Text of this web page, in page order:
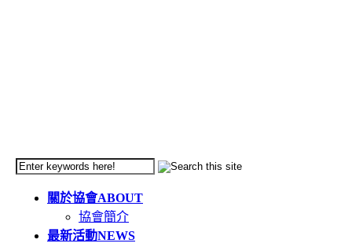
關於協會ABOUT
協會簡介
最新活動NEWS